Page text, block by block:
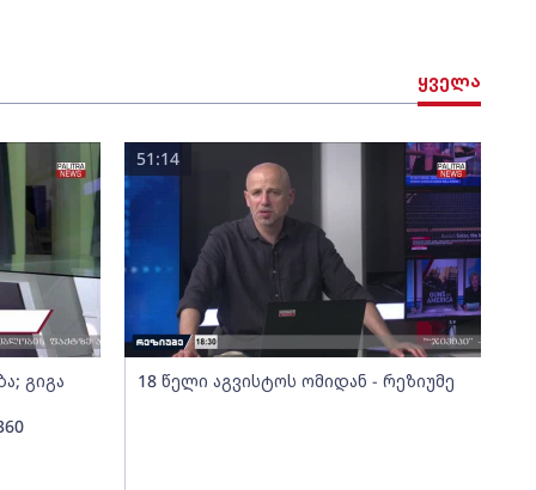
ყველა
გიგა
18 წელი აგვისტოს ომიდან - რეზიუმე
51:14